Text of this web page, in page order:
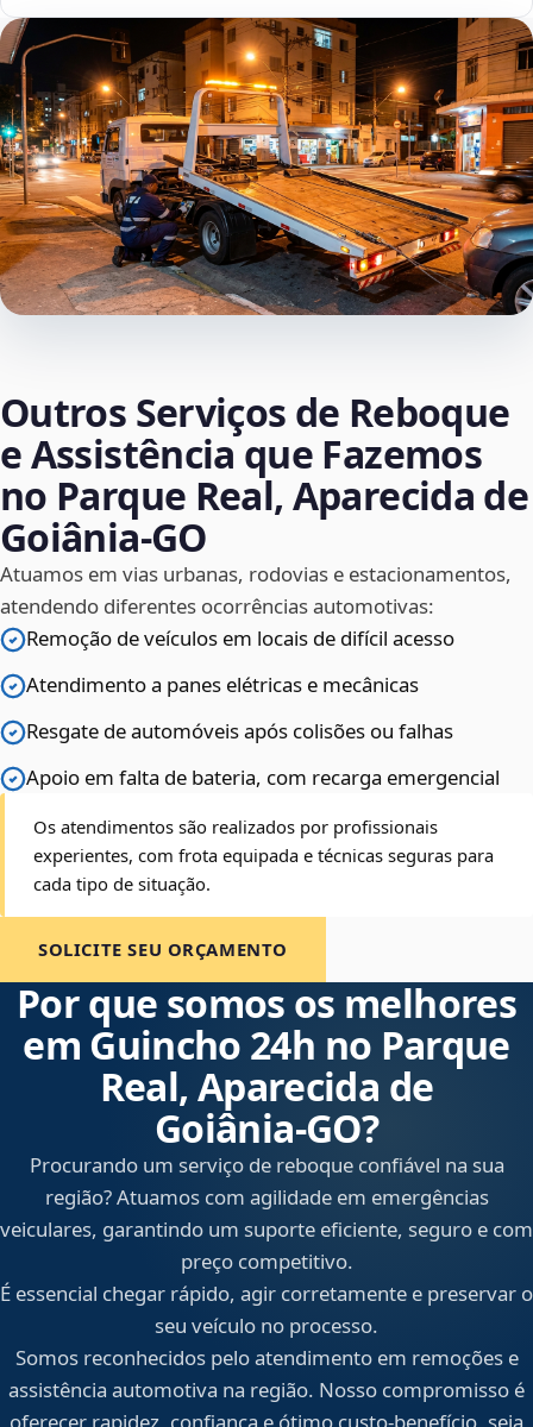
Outros Serviços de Reboque
e Assistência que Fazemos
no Parque Real, Aparecida de
Goiânia‑GO
Atuamos em vias urbanas, rodovias e estacionamentos,
atendendo diferentes ocorrências automotivas:
Remoção de veículos em locais de difícil acesso
Atendimento a panes elétricas e mecânicas
Resgate de automóveis após colisões ou falhas
Apoio em falta de bateria, com recarga emergencial
Os atendimentos são realizados por profissionais
experientes, com frota equipada e técnicas seguras para
cada tipo de situação.
SOLICITE SEU ORÇAMENTO
Por que somos os melhores
em Guincho 24h no Parque
Real, Aparecida de
Goiânia‑GO?
Procurando um serviço de reboque confiável na sua
região? Atuamos com agilidade em emergências
veiculares, garantindo um suporte eficiente, seguro e com
preço competitivo.
É essencial chegar rápido, agir corretamente e preservar o
seu veículo no processo.
Somos reconhecidos pelo atendimento em remoções e
assistência automotiva na região. Nosso compromisso é